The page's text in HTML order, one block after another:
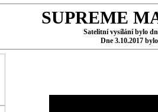
SUPREME
Satelitní vysílání bylo
Dne 3.10.2017